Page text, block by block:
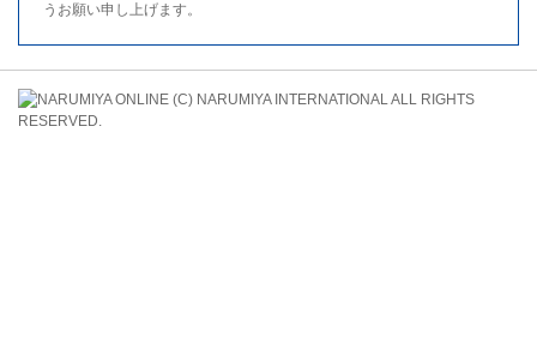
うお願い申し上げます。